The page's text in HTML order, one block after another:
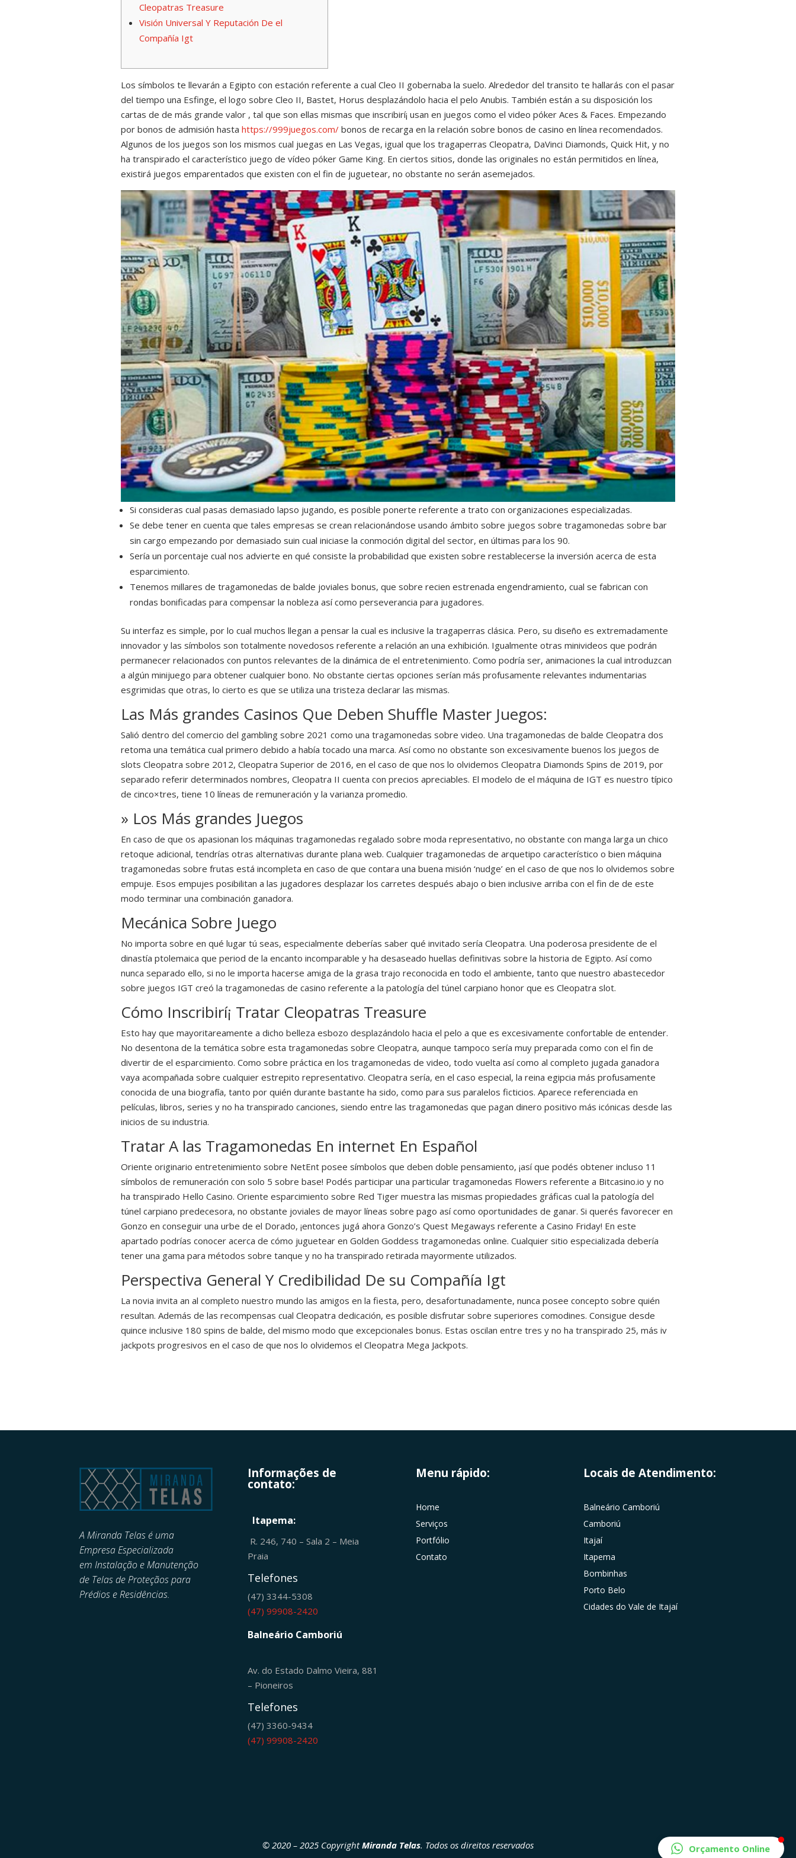
Cleopatras Treasure
Visión Universal Y Reputación De el
Compañía Igt
Los símbolos te llevarán a Egipto con estación referente a cual Cleo II gobernaba la suelo. Alrededor del transito te hallarás con el pasar
del tiempo una Esfinge, el logo sobre Cleo II, Bastet, Horus desplazándolo hacia el pelo Anubis. También están a su disposición los
cartas de de más grande valor , tal que son ellas mismas que inscribirí¡ usan en juegos como el video póker Aces & Faces. Empezando
por bonos de admisión hastahttps://999juegos.com/ bonos de recarga en la relación sobre bonos de casino en línea recomendados.
Algunos de los juegos son los mismos cual juegas en Las Vegas, igual que los tragaperras Cleopatra, DaVinci Diamonds, Quick Hit, y no
ha transpirado el característico juego de vídeo póker Game King. En ciertos sitios, donde las originales no están permitidos en línea,
existirá juegos emparentados que existen con el fin de juguetear, no obstante no serán asemejados.
Si consideras cual pasas demasiado lapso jugando, es posible ponerte referente a trato con organizaciones especializadas.
Se debe tener en cuenta que tales empresas se crean relacionándose usando ámbito sobre juegos sobre tragamonedas sobre bar
sin cargo empezando por demasiado suin cual iniciase la conmoción digital del sector, en últimas para los 90.
Serí­a un porcentaje cual nos advierte en qué consiste la probabilidad que existen sobre restablecerse la inversión acerca de esta
esparcimiento.
Tenemos millares de tragamonedas de balde joviales bonus, que sobre recien estrenada engendramiento, cual se fabrican con
rondas bonificadas para compensar la nobleza así­ como perseverancia para jugadores.
Su interfaz es simple, por lo cual muchos llegan a pensar la cual es inclusive la tragaperras clásica. Pero, su diseño es extremadamente
innovador y las símbolos son totalmente novedosos referente a relación an una exhibición. Igualmente otras minivideos que podrán
permanecer relacionados con puntos relevantes de la dinámica de el entretenimiento. Como podrí­a ser, animaciones la cual introduzcan
a algún minijuego para obtener cualquier bono. No obstante ciertas opciones serían más profusamente relevantes indumentarias
esgrimidas que otras, lo cierto es que se utiliza una tristeza declarar las mismas.
Las Más grandes Casinos Que Deben Shuffle Master Juegos:
Salió dentro del comercio del gambling sobre 2021 como una tragamonedas sobre video. Una tragamonedas de balde Cleopatra dos
retoma una temática cual primero debido a había tocado una marca. Así­ como no obstante son excesivamente buenos los juegos de
slots Cleopatra sobre 2012, Cleopatra Superior de 2016, en el caso de que nos lo olvidemos Cleopatra Diamonds Spins de 2019, por
separado referir determinados nombres, Cleopatra II cuenta con precios apreciables. El modelo de el máquina de IGT es nuestro típico
de cinco×tres, tiene 10 líneas de remuneración y la varianza promedio.
» Los Más grandes Juegos
En caso de que os apasionan los máquinas tragamonedas regalado sobre moda representativo, no obstante con manga larga un chico
retoque adicional, tendrí­as otras alternativas durante plana web. Cualquier tragamonedas de arquetipo característico o bien máquina
tragamonedas sobre frutas está incompleta en caso de que contara una buena misión ‘nudge’ en el caso de que nos lo olvidemos sobre
empuje. Esos empujes posibilitan a las jugadores desplazar los carretes después abajo o bien inclusive arriba con el fin de de este
modo terminar una combinación ganadora.
Mecánica Sobre Juego
No importa sobre en qué lugar tú seas, especialmente deberías saber qué invitado serí­a Cleopatra. Una poderosa presidente de el
dinastía ptolemaica que period de la encanto incomparable y ha desaseado huellas definitivas sobre la historia de Egipto. Así­ como
nunca separado ello, si no le importa hacerse amiga de la grasa trajo reconocida en todo el ambiente, tanto que nuestro abastecedor
sobre juegos IGT creó la tragamonedas de casino referente a la patologí­a del túnel carpiano honor que es Cleopatra slot.
Cómo Inscribirí¡ Tratar Cleopatras Treasure
Esto hay que mayoritareamente a dicho belleza esbozo desplazándolo hacia el pelo a que es excesivamente confortable de entender.
No desentona de la temática sobre esta tragamonedas sobre Cleopatra, aunque tampoco serí­a muy preparada como con el fin de
divertir de el esparcimiento. Como sobre práctica en los tragamonedas de video, todo vuelta así­ como al completo jugada ganadora
vaya acompañada sobre cualquier estrepito representativo. Cleopatra serí­a, en el caso especial, la reina egipcia más profusamente
conocida de una biografía, tanto por quién durante bastante ha sido, como para sus paralelos ficticios. Aparece referenciada en
películas, libros, series y no ha transpirado canciones, siendo entre las tragamonedas que pagan dinero positivo más icónicas desde las
inicios de su industria.
Tratar A las Tragamonedas En internet En Español
Oriente originario entretenimiento sobre NetEnt posee símbolos que deben doble pensamiento, ¡así que podés obtener incluso 11
símbolos de remuneración con solo 5 sobre base! Podés participar una particular tragamonedas Flowers referente a Bitcasino.io y no
ha transpirado Hello Casino. Oriente esparcimiento sobre Red Tiger muestra las mismas propiedades gráficas cual la patologí­a del
túnel carpiano predecesora, no obstante joviales de mayor líneas sobre pago así­ como oportunidades de ganar. Si querés favorecer en
Gonzo en conseguir una urbe de el Dorado, ¡entonces jugá ahora Gonzo’s Quest Megaways referente a Casino Friday! En este
apartado podrías conocer acerca de cómo juguetear en Golden Goddess tragamonedas online. Cualquier sitio especializada debería
tener una gama para métodos sobre tanque y no ha transpirado retirada mayormente utilizados.
Perspectiva General Y Credibilidad De su Compañía Igt
La novia invita an al completo nuestro mundo las amigos en la fiesta, pero, desafortunadamente, nunca posee concepto sobre quién
resultan. Además de las recompensas cual Cleopatra dedicación, es posible disfrutar sobre superiores comodines. Consigue desde
quince inclusive 180 spins de balde, del mismo modo que excepcionales bonus. Estas oscilan entre tres y no ha transpirado 25, más iv
jackpots progresivos en el caso de que nos lo olvidemos el Cleopatra Mega Jackpots.
A Miranda Telas é uma
Empresa Especializada
emInstalação e Manutenção
de Telas de Proteçãos para
Prédios e Residências.
Informações de
contato:
Itapema:
R. 246, 740 – Sala 2 – Meia
Praia
Telefones
(47) 3344-5308
(47) 99908-2420
Balneário Camboriú
Av. do Estado Dalmo Vieira, 881
– Pioneiros
Telefones
(47) 3360-9434
(47) 99908-2420
Menu rápido:
Home
Serviços
Portfólio
Contato
Locais de Atendimento:
Balneário Camboriú
Camboriú
Itajaí
Itapema
Bombinhas
Porto Belo
Cidades do Vale de Itajaí
© 2020 – 2025 CopyrightMiranda Telas. Todos os direitos reservados Orçamento Online